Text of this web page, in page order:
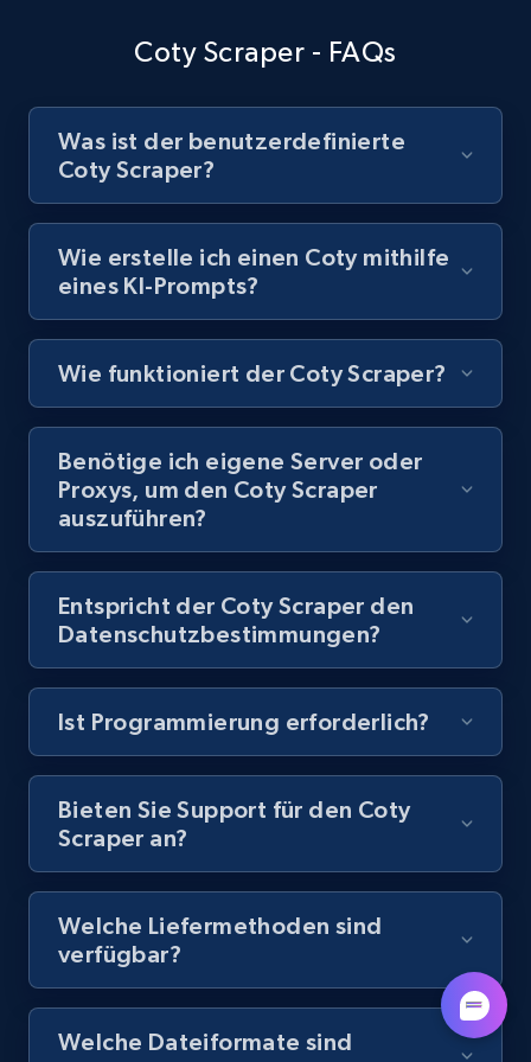
by Explore page URL
URL, Title, Youtuber, Youtuber md5, Video url,
Video length, Likes, Views, and more.
by podcast url
URL, Title, Youtuber, Youtuber md5, Video url,
8.1K+ 713+ Gratis testen
Amazon Reviews
rating object, Product rating max, Rating,
Author name, Asin, and more.
7.4K+ 870+ Gratis testen
TikTok - Posts
URL, Post id, Description, Create time, Digg
count, Share count, Collect count, Comment
6.7K+ 894+ Gratis testen
Coty Scraper - FAQs
Was ist der benutzerdefinierte
Coty Scraper?
Wie erstelle ich einen Coty mithilfe
eines KI-Prompts?
Wie funktioniert der Coty Scraper?
Benötige ich eigene Server oder
Proxys, um den Coty Scraper
auszuführen?
Entspricht der Coty Scraper den
Datenschutzbestimmungen?
Ist Programmierung erforderlich?
Bieten Sie Support für den Coty
Scraper an?
Welche Liefermethoden sind
verfügbar?
Welche Dateiformate sind